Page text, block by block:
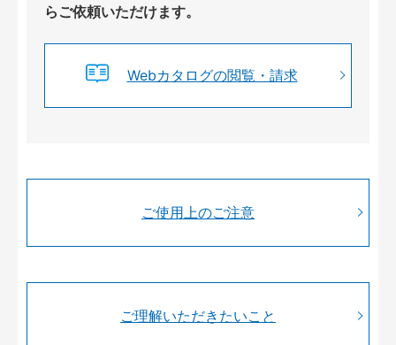
らご依頼いただけます。
Webカタログの閲覧・請求
ご使用上のご注意
ご理解いただきたいこと